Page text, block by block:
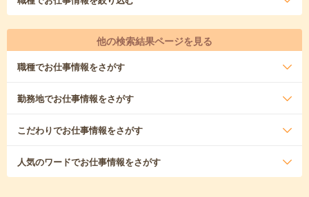
他の検索結果ページを見る
職種でお仕事情報をさがす
勤務地でお仕事情報をさがす
こだわりでお仕事情報をさがす
人気のワードでお仕事情報をさがす